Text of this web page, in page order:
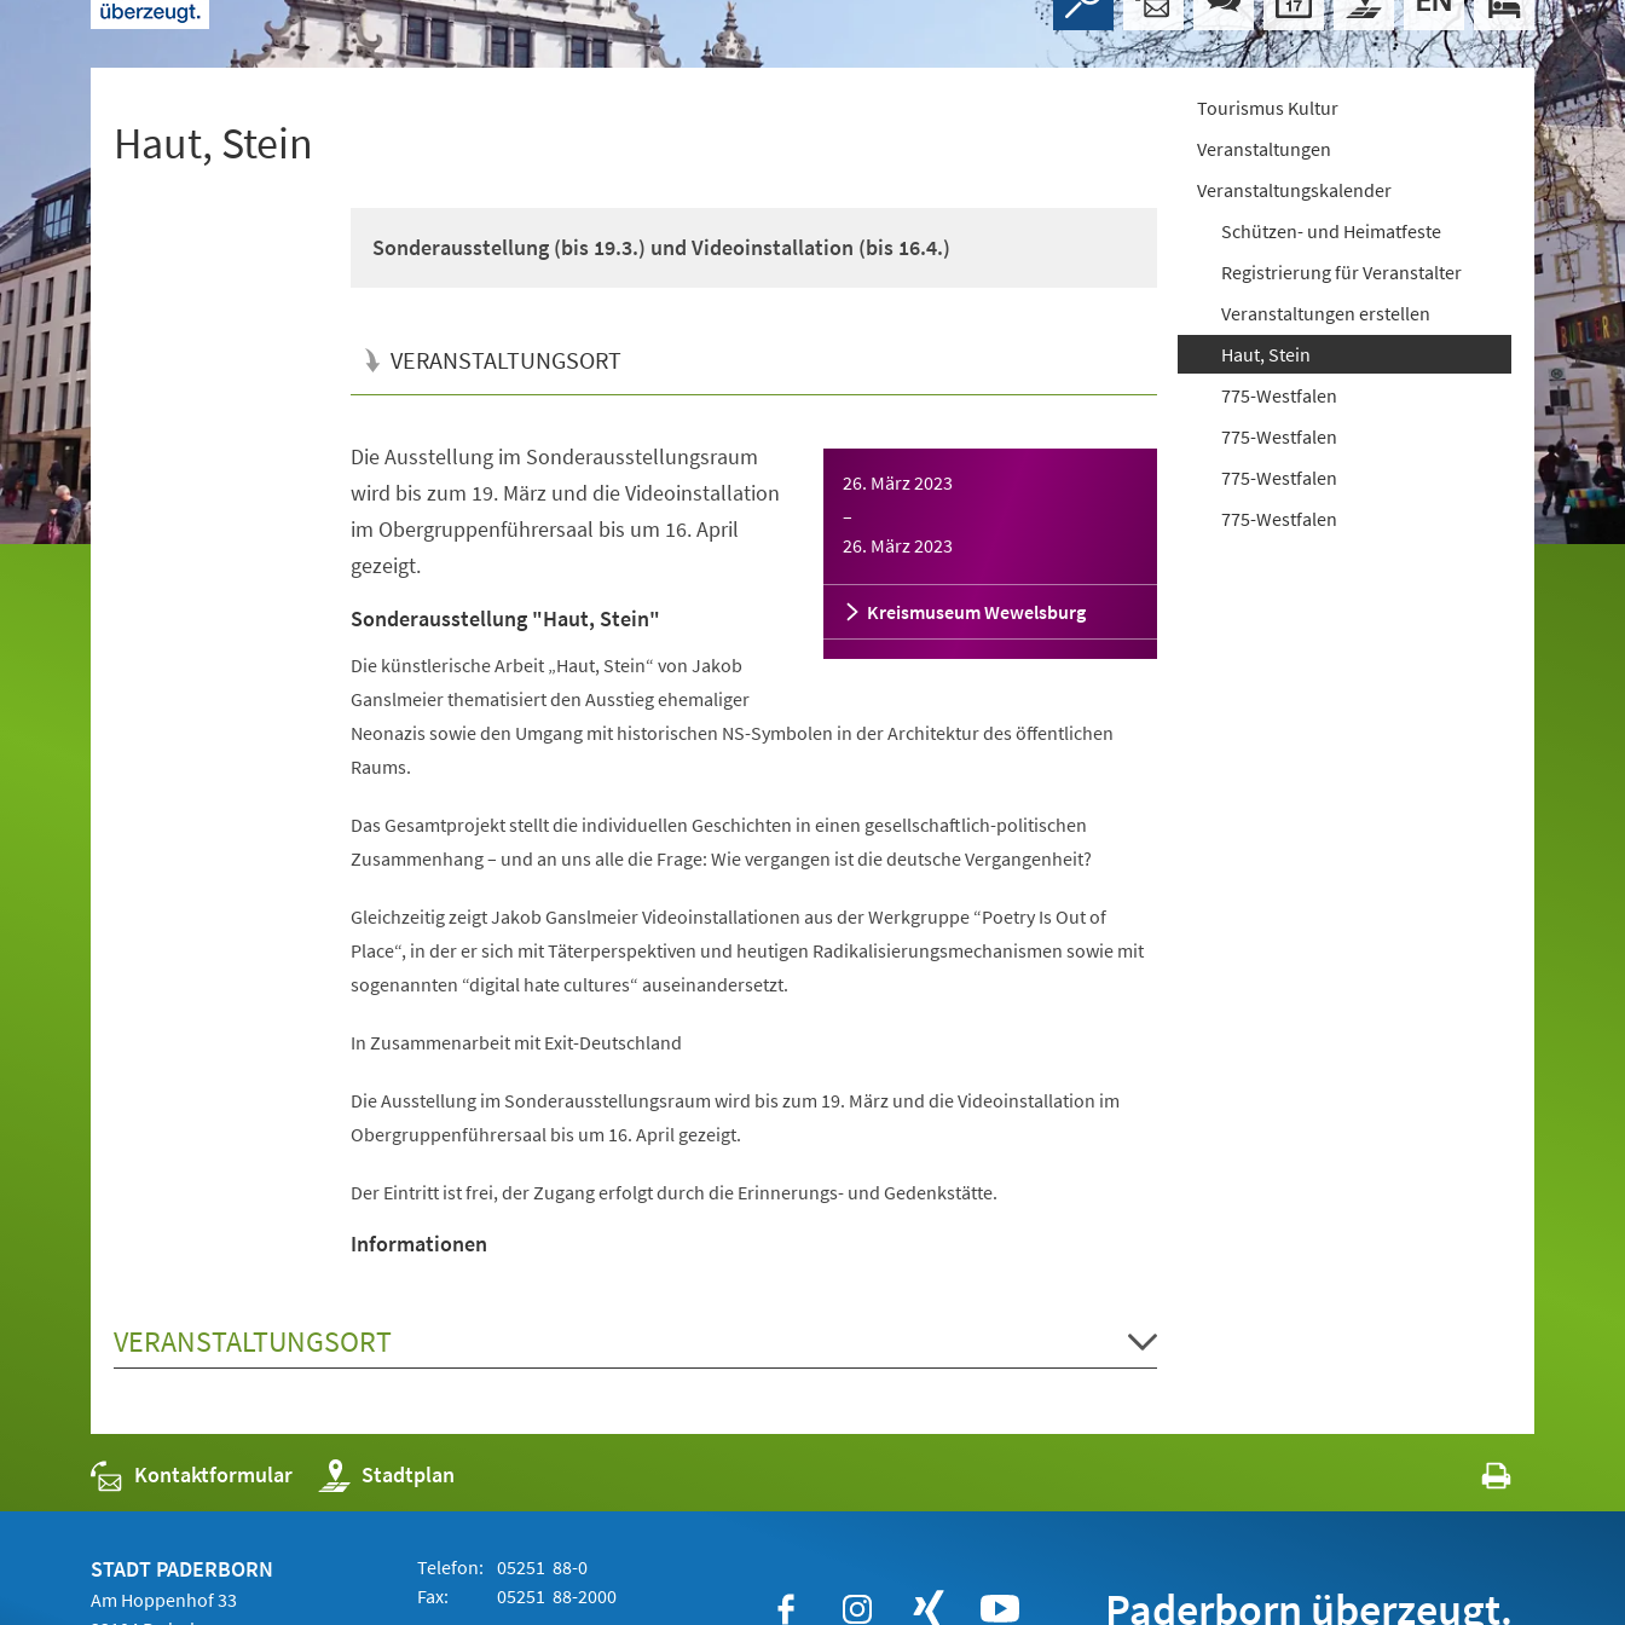
Haut, Stein
Sonderausstellung (bis 19.3.) und Videoinstallation (bis 16.4.)
VERANSTALTUNGSORT
26. März 2023
–
26. März 2023
Kreismuseum Wewelsburg
Die Ausstellung im Sonderausstellungsraum
wird bis zum 19. März und die Videoinstallation
im Obergruppenführersaal bis um 16. April
gezeigt.
Sonderausstellung "Haut, Stein"
Die künstlerische Arbeit „Haut, Stein“ von Jakob
Ganslmeier thematisiert den Ausstieg ehemaliger
Neonazis sowie den Umgang mit historischen NS-Symbolen in der Architektur des öffentlichen
Raums.
Das Gesamtprojekt stellt die individuellen Geschichten in einen gesellschaftlich-politischen
Zusammenhang – und an uns alle die Frage: Wie vergangen ist die deutsche Vergangenheit?
Gleichzeitig zeigt Jakob Ganslmeier Videoinstallationen aus der Werkgruppe “Poetry Is Out of
Place“, in der er sich mit Täterperspektiven und heutigen Radikalisierungsmechanismen sowie mit
sogenannten “digital hate cultures“ auseinandersetzt.
In Zusammenarbeit mit Exit-Deutschland
Die Ausstellung im Sonderausstellungsraum wird bis zum 19. März und die Videoinstallation im
Obergruppenführersaal bis um 16. April gezeigt.
Der Eintritt ist frei, der Zugang erfolgt durch die Erinnerungs- und Gedenkstätte.
Informationen
VERANSTALTUNGSORT
Tourismus Kultur
Veranstaltungen
Veranstaltungskalender
Schützen- und Heimatfeste
Registrierung für Veranstalter
Veranstaltungen erstellen
Haut, Stein
775-Westfalen
775-Westfalen
775-Westfalen
775-Westfalen
Kontaktformular Stadtplan
(Öffnet
in
einem
STADT PADERBORN
Am Hoppenhof 33
Telefon: 05251 88-0
Fax:
05251 88-2000 Paderborn überzeugt.